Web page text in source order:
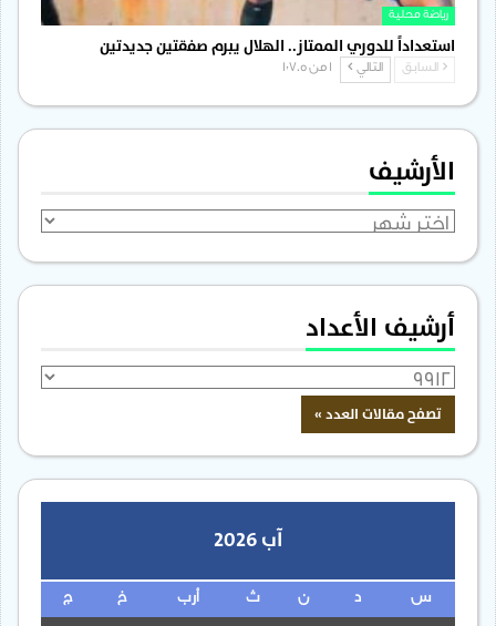
رياضة محلية
استعداداً للدوري الممتاز.. الهلال يبرم صفقتين جديدتين
السابق التالي
الأرشيف
الأرشيف
أرشيف الأعداد
آب 2026
س ن ث أرب خ ج